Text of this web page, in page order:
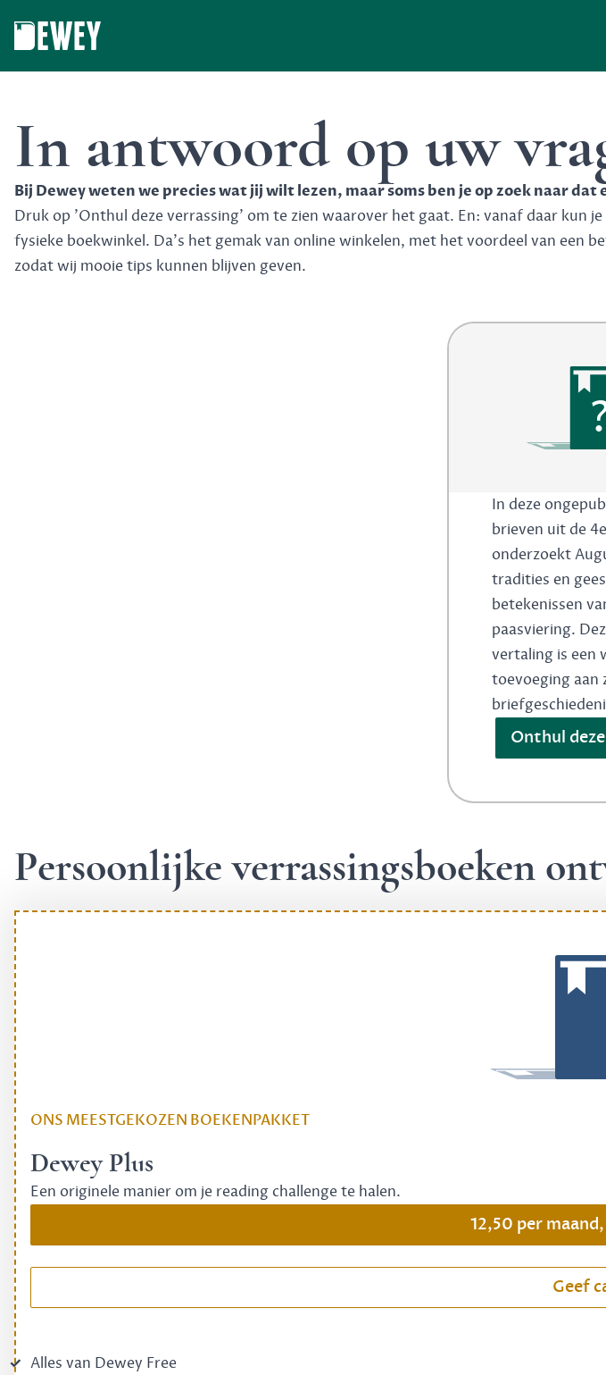
In antwoord op uw
Bij Dewey weten we precies wat jij wilt lezen, maar soms ben je op zoek naar dat
Druk op 'Onthul deze verrassing' om te zien waarover het gaat. En: vanaf daar kun
fysieke boekwinkel. Da's het gemak van online winkelen, met het voordeel van een
zodat wij mooie tips kunnen blijven geven.
In deze
brieven uit de
onderzoekt
tradities en
betekenissen
paasviering.
vertaling is een
toevoeging aan
Onthul
Persoonlijke verrassingsboeken
ONS MEESTGEKOZEN BOEKENPAKKET
Dewey Plus
Een originele manier om je reading challenge te halen.
12,50 per
Geef
Alles van Dewey Free